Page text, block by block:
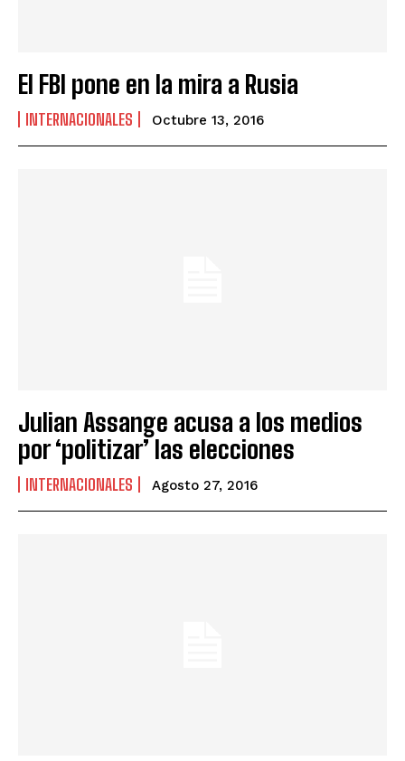
El FBI pone en la mira a Rusia
INTERNACIONALES Octubre 13, 2016
Julian Assange acusa a los medios
por ‘politizar’ las elecciones
INTERNACIONALES Agosto 27, 2016